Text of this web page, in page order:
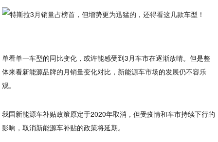
单看单一车型的同比变化，或许能感受到3月车市在逐渐放晴。但是整
体来看新能源品牌的月销量变化对比，新能源车市场的发展仍不容乐
观。
我国新能源车补贴政策原定于2020年取消，但受疫情和车市持续下行的
影响，取消新能源车补贴的政策将延期。